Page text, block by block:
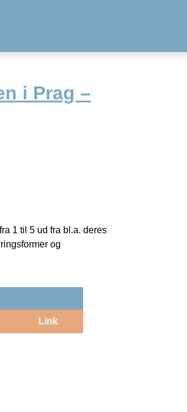
i Prag –
1 til 5 ud fra bl.a. deres
og
Link